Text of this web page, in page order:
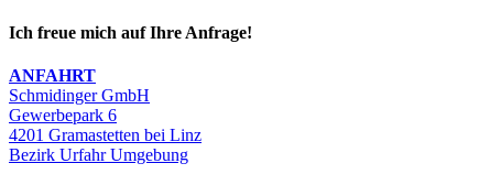
Ich freue mich auf Ihre Anfrage!
ANFAHRT
Schmidinger GmbH
Gewerbepark 6
4201 Gramastetten bei Linz
Bezirk Urfahr Umgebung